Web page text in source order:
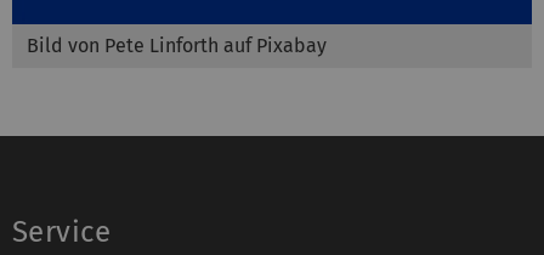
Bild von Pete Linforth auf Pixabay
Service